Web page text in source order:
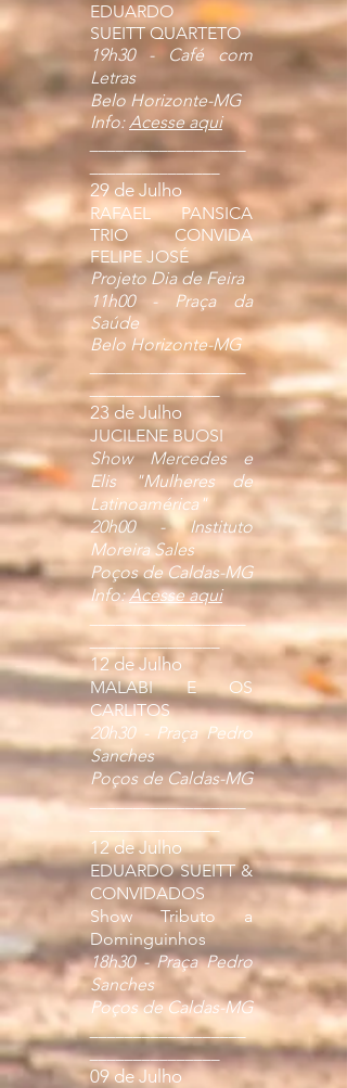
EDUARDO
SUEITT QUARTETO
19h30 - Café com
Letras
Belo Horizonte-MG
Info:Acesse aqui
__________________
_______________
29 de Julho
RAFAEL PANSICA
TRIO CONVIDA
FELIPE JOSÉ
Projeto Dia de Feira
11h00 - Praça da
Saúde
Belo Horizonte-MG
__________________
_______________
23 de Julho
JUCILENE BUOSI
Show Mercedes e
Elis "Mulheres de
Latinoamérica"
20h00 - Instituto
Moreira Sales
Poços de Caldas-MG
Info:Acesse aqui
__________________
_______________
12 de Julho
MALABI E OS
CARLITOS
20h30 - Praça Pedro
Sanches
Poços de Caldas-MG
__________________
12 de Julho
EDUARDO SUEITT &
CONVIDADOS
Show Tributo a
Dominguinhos
18h30 - Praça Pedro
Sanches
Poços de Caldas-MG
__________________
_______________
09 de Julho